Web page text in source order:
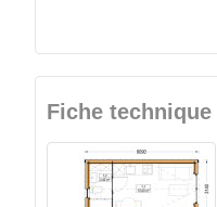
Fiche technique